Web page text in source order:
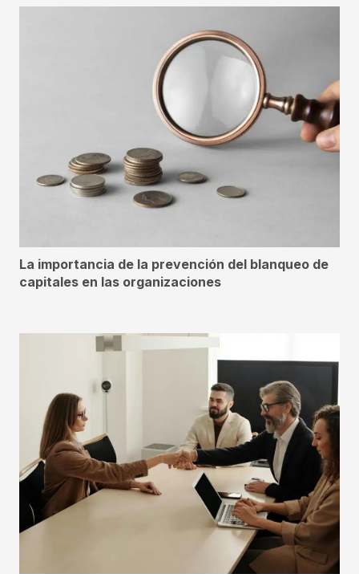
La importancia de la prevención del blanqueo de
capitales en las organizaciones